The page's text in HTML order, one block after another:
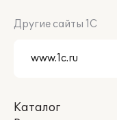
Другие сайты 1С
Каталог